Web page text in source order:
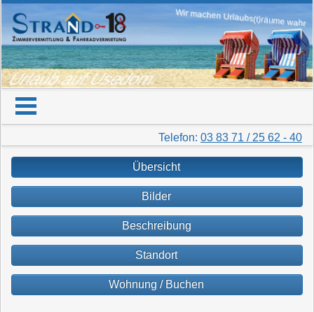
Wir machen Urlaubs(t)räume wahr
Urlaub auf Usedom
Telefon: 03 83 71 / 25 62 - 40
Übersicht
Bilder
Beschreibung
Standort
Wohnung / Buchen